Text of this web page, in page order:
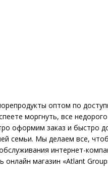
оптом по
моргнуть, все
оформим заказ и быстро
семьи. Мы делаем все,
интернет-
магазин «Atlant